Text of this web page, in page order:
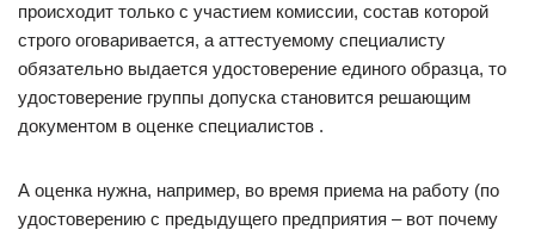
происходит только с участием комиссии, состав которой
строго оговаривается, а аттестуемому специалисту
обязательно выдается удостоверение единого образца, то
удостоверение группы допуска становится решающим
документом в оценке специалистов .
А оценка нужна, например, во время приема на работу (по
удостоверению с предыдущего предприятия – вот почему